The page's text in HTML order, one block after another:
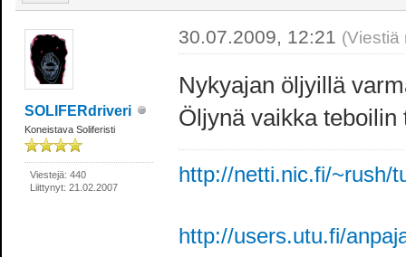
SOLIFERdriveri
Koneistava Soliferisti
Viestejä: 440
Liittynyt: 21.02.2007
30.07.2009, 12:21 (Viestiä
Nykyajan öljyillä
Öljynä vaikka
http://netti.nic.fi/~rush/
http://users.utu.fi/